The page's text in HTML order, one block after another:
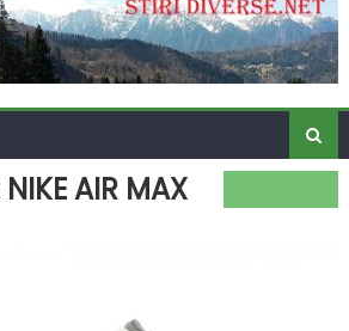
NIKE AIR MAX